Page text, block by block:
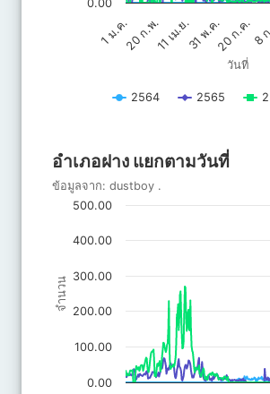
วันที่
1 ม.ค. 20 ก.ค.
20 ก.พ.11 เม.ย.31 พ.ค. 8
0.00
2564 2565
อำเภอฝาง แยกตามวันที่
Line chart with 3 lines.
ข้อมูลจาก: dustboy .
The chart has 1 Y axis displaying จำนว
จำนวน
อำเภอฝาง แยกตามวันที่
ข้อมูลจาก: dustboy .
0.00
100.00
200.00
300.00
400.00
500.00